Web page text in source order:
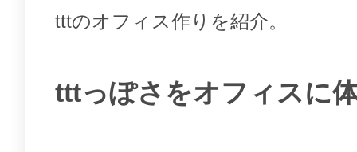
tttのオフィス作りを紹介。
tttっぽさをオフィスに